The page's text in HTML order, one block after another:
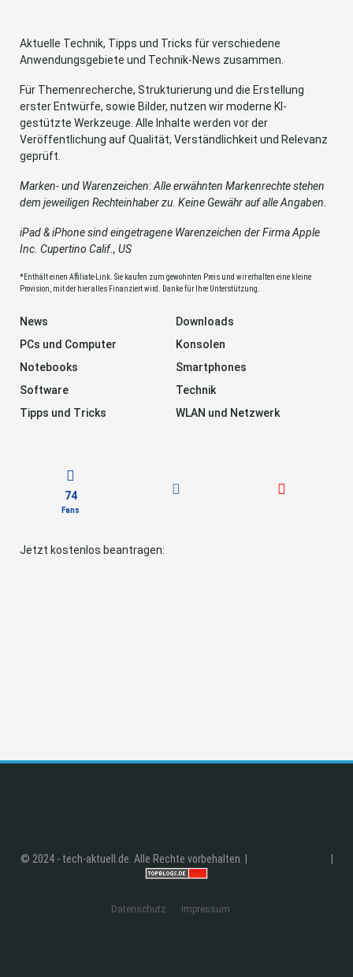
Aktuelle Technik, Tipps und Tricks für verschiedene
Anwendungsgebiete und Technik-News zusammen.
Für Themenrecherche, Strukturierung und die Erstellung
erster Entwürfe, sowie Bilder, nutzen wir moderne KI-
gestützte Werkzeuge. Alle Inhalte werden vor der
Veröffentlichung auf Qualität, Verständlichkeit und Relevanz
geprüft.
Marken- und Warenzeichen: Alle erwähnten Markenrechte stehen
dem jeweiligen Rechteinhaber zu. Keine Gewähr auf alle Angaben.
iPad & iPhone sind eingetragene Warenzeichen der Firma Apple
Inc. Cupertino Calif., US
*Enthält einen Affiliate-Link. Sie kaufen zum gewohnten Preis und wir erhalten eine kleine
Provision, mit der hier alles Finanziert wird. Danke für Ihre Unterstützung.
News
Downloads
PCs und Computer
Konsolen
Notebooks
Smartphones
Software
Technik
Tipps und Tricks
WLAN und Netzwerk
74
Fans
Jetzt kostenlos beantragen:
© 2024 - tech-aktuell.de. Alle Rechte vorbehalten. |
Datenschutz Impressum